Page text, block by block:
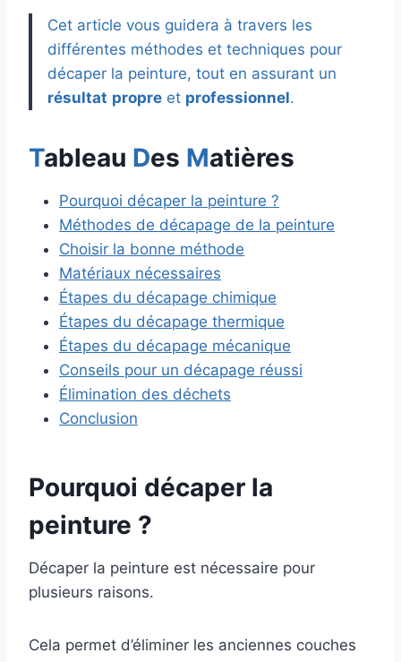
Cet article vous guidera à travers les
différentes méthodes et techniques pour
décaper la peinture, tout en assurant un
résultat propre et professionnel.
Tableau Des Matières
Pourquoi décaper la peinture ?
Méthodes de décapage de la peinture
Choisir la bonne méthode
Matériaux nécessaires
Étapes du décapage chimique
Étapes du décapage thermique
Étapes du décapage mécanique
Conseils pour un décapage réussi
Élimination des déchets
Conclusion
Pourquoi décaper la
peinture ?
Décaper la peinture est nécessaire pour
plusieurs raisons.
Cela permet d’éliminer les anciennes couches